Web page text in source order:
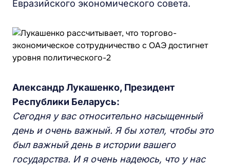
Евразийского экономического совета.
Александр Лукашенко, Президент
Республики Беларусь:
Сегодня у вас относительно насыщенный
день и очень важный. Я бы хотел, чтобы это
был важный день в истории вашего
государства. И я очень надеюсь, что у нас